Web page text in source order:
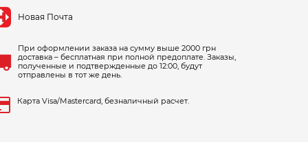
Новая Почта
При оформлении заказа на сумму выше 2000 грн
доставка – бесплатная при полной предоплате. Заказы,
полученные и подтвержденные до 12:00, будут
отправлены в тот же день.
Карта Visa/Mastercard, безналичный расчет.